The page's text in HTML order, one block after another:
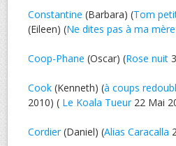
Constantine (Barbara) (Tom
(Eileen) (Ne dites pas à ma mère
Coop-Phane (Oscar) (Rose nuit
Cook (Kenneth) (à coups
2010) ( Le Koala Tueur22 Mai
Cordier(Daniel) (Alias Caracalla